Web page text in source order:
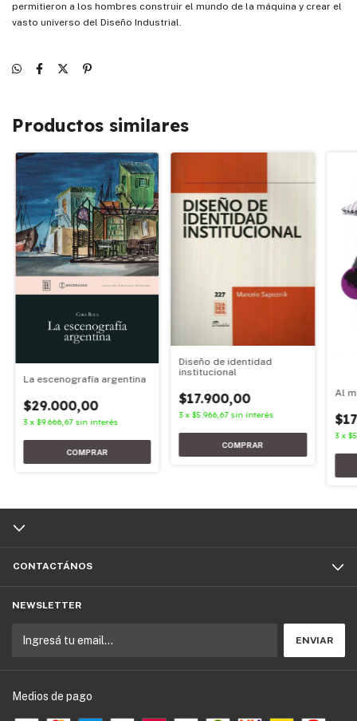
permitieron a los hombres construir el mundo de la máquina y crear el
vasto universo del Diseño Industrial.
Productos similares
La escenografía argentina
$29.000,00
3 x $9.666,67 sin interés
Diseño de identidad
institucional
$17.900,00
3 x$5.966,67 sin interés
Al
3 x
CONTACTÁNOS
NEWSLETTER
Medios de pago